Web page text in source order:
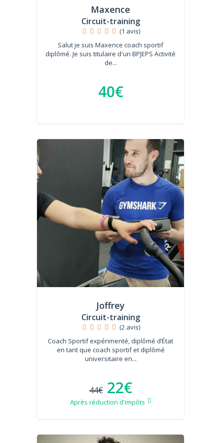
Maxence
Circuit-training
(1 avis)
Salut je suis Maxence coach sportif
diplômé. Je suis titulaire d'un BPJEPS Activité
de...
40€
Joffrey
Circuit-training
(2 avis)
Coach Sportif expérimenté, diplômé d’État
en tant que coach sportif et diplômé
universitaire en...
44€ 22€
Après réduction d'impôts